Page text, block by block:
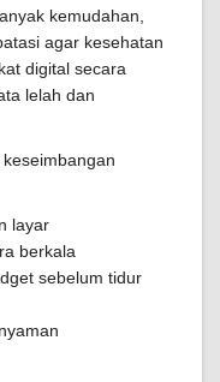
kemudahan,
agar kesehatan
digital secara
lelah dan
layar
berkala
sebelum tidur